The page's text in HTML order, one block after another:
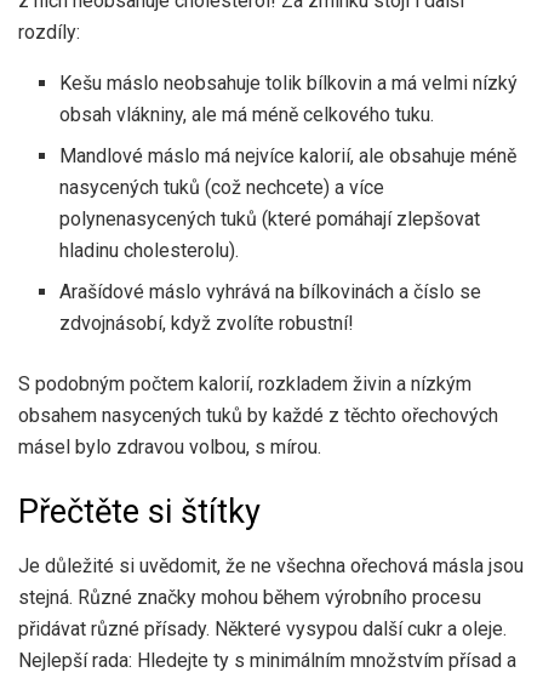
rozdíly:
Kešu máslo neobsahuje tolik bílkovin a má velmi nízký
obsah vlákniny, ale má méně celkového tuku.
Mandlové máslo má nejvíce kalorií, ale obsahuje méně
nasycených tuků (což nechcete) a více
polynenasycených tuků (které pomáhají zlepšovat
hladinu cholesterolu).
Arašídové máslo vyhrává na bílkovinách a číslo se
zdvojnásobí, když zvolíte robustní!
S podobným počtem kalorií, rozkladem živin a nízkým
obsahem nasycených tuků by každé z těchto ořechových
másel bylo zdravou volbou, s mírou.
Přečtěte si štítky
Je důležité si uvědomit, že ne všechna ořechová másla jsou
stejná. Různé značky mohou během výrobního procesu
přidávat různé přísady. Některé vysypou další cukr a oleje.
Nejlepší rada: Hledejte ty s minimálním množstvím přísad a